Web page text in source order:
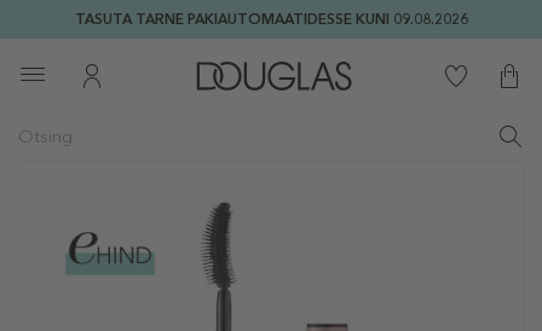
TASUTA TARNE PAKIAUTOMAATIDESSE KUNI 09.08.2026